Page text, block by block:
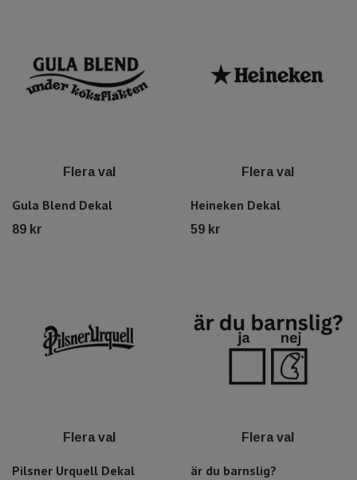
Flera val
Gula Blend Dekal
89 kr
Flera val
Heineken Dekal
59 kr
Flera val
Pilsner Urquell Dekal
Flera val
är du barnslig?